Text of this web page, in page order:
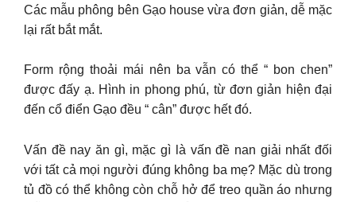
Các mẫu phông bên Gạo house vừa đơn giản, dễ mặc
lại rất bắt mắt.
Form rộng thoải mái nên ba vẫn có thể “ bon chen”
được đấy ạ. Hình in phong phú, từ đơn giản hiện đại
đến cổ điển Gạo đều “ cân” được hết đó.
Vấn đề nay ăn gì, mặc gì là vấn đề nan giải nhất đối
với tất cả mọi người đúng không ba mẹ? Mặc dù trong
tủ đồ có thể không còn chỗ hở để treo quần áo nhưng